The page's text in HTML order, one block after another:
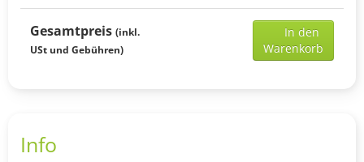
Gesamtpreis (inkl.
USt und Gebühren)
In den
Warenkorb
Add
Info